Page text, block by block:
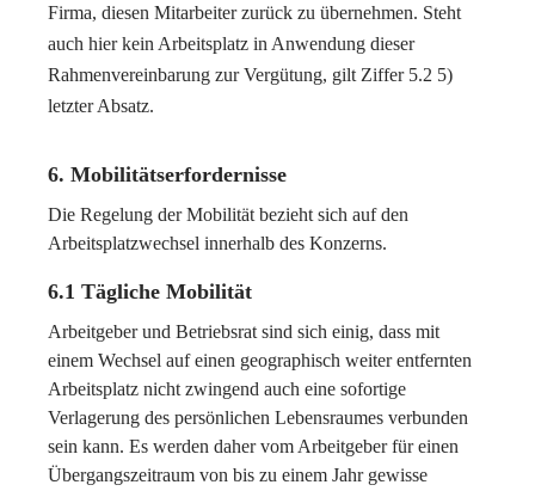
Firma, diesen Mitarbeiter zurück zu übernehmen. Steht
auch hier kein Arbeitsplatz in Anwendung dieser
Rahmenvereinbarung zur Vergütung, gilt Ziffer 5.2 5)
letzter Absatz.
6. Mobilitätserfordernisse
Die Regelung der Mobilität bezieht sich auf den
Arbeitsplatzwechsel innerhalb des Konzerns.
6.1 Tägliche Mobilität
Arbeitgeber und Betriebsrat sind sich einig, dass mit
einem Wechsel auf einen geographisch weiter entfernten
Arbeitsplatz nicht zwingend auch eine sofortige
Verlagerung des persönlichen Lebensraumes verbunden
sein kann. Es werden daher vom Arbeitgeber für einen
Übergangszeitraum von bis zu einem Jahr gewisse